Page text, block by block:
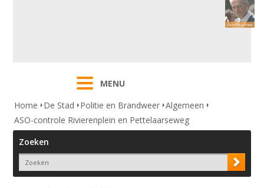
MENU
Home
De Stad Politie en Brandweer Algemeen
ASO-controle Rivierenplein en Pettelaarseweg
Zoeken